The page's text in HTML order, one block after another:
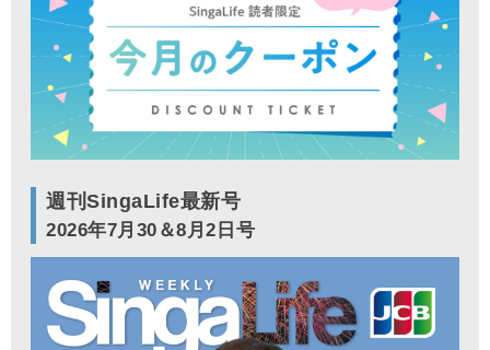
週刊SingaLife最新号
2026年7月30＆8月2日号